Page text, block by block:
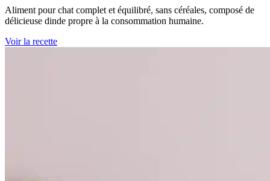
Aliment pour chat complet et équilibré, sans céréales, composé de
délicieuse dinde propre à la consommation humaine.
Voir la recette